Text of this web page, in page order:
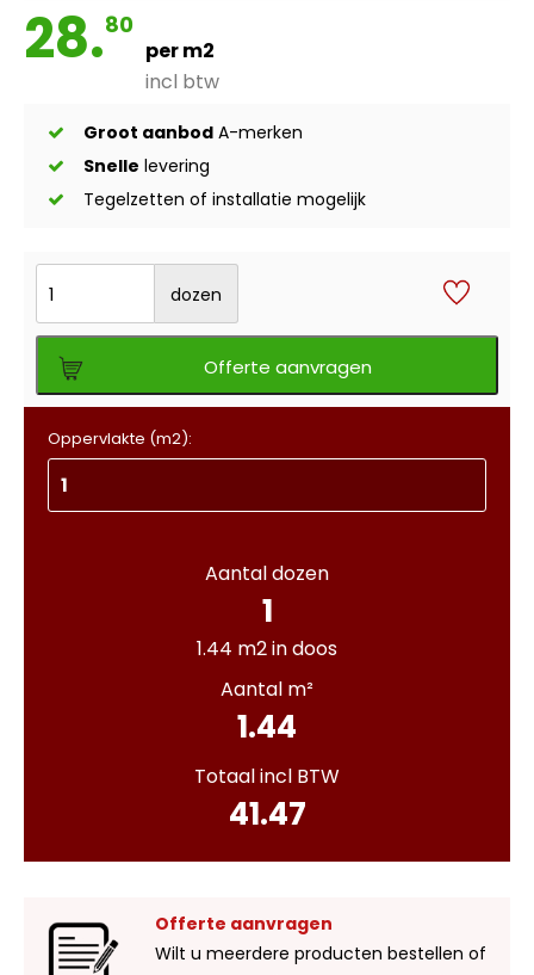
28.80
per m2
incl btw
Groot aanbod A-merken
Snelle levering
Tegelzetten of installatie mogelijk
dozen
Offerte aanvragen
Oppervlakte (m2):
Aantal dozen
1
1.44 m2 in doos
Aantal m²
1.44
Totaal incl BTW
41.47
Offerte aanvragen
Wilt u meerdere producten bestellen of